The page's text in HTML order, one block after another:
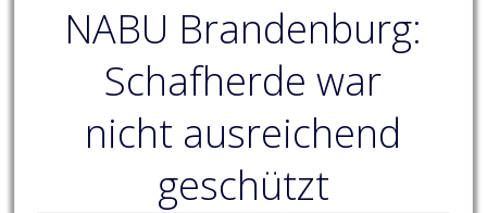
NABU Brandenburg:
Schafherde war
nicht ausreichend
geschützt